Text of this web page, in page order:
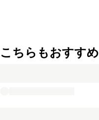
こちらもおすすめ